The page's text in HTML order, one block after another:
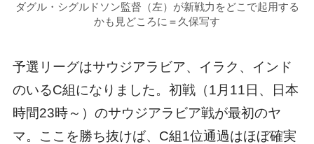
ダグル・シグルドソン監督（左）が新戦力をどこで起用する
かも見どころに＝久保写す
予選リーグはサウジアラビア、イラク、インド
のいるC組になりました。初戦（1月11日、日本
時間23時～）のサウジアラビア戦が最初のヤ
マ。ここを勝ち抜けば、C組1位通過はほぼ確実